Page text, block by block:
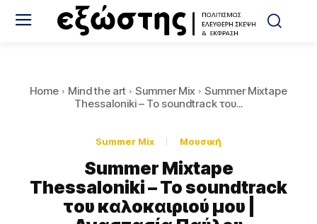
Home Mind the art Summer Mix
Summer Mixtape
Thessaloniki – Το soundtrack του...
Summer Mix Μουσική
Summer Mixtape
Thessaloniki – Το soundtrack
του καλοκαιριού μου |